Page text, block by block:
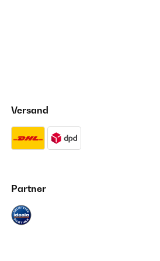
Versand
Partner